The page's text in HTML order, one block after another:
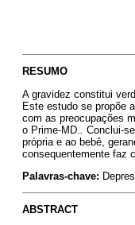
RESUMO
A gravidez constitui
Este estudo se propõe
com as preocupações
o Prime-MD.
Conclui-
própria e ao bebê,
consequentemente faz
Palavras-chave:
ABSTRACT